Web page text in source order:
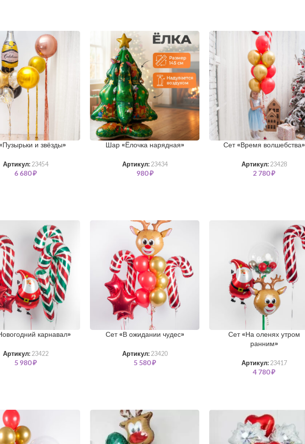
и звёзды»
Артикул: 23454
6 680₽
Шар «Ёлочка нарядная»
Артикул: 23434
980₽
Сет «Время волшебства»
Артикул: 23428
2 780₽
карнавал»
Артикул: 23422
5 980₽
Сет «В ожидании чудес»
Артикул: 23420
5 580₽
Сет «На оленях утром
ранним»
Артикул: 23417
4 780₽